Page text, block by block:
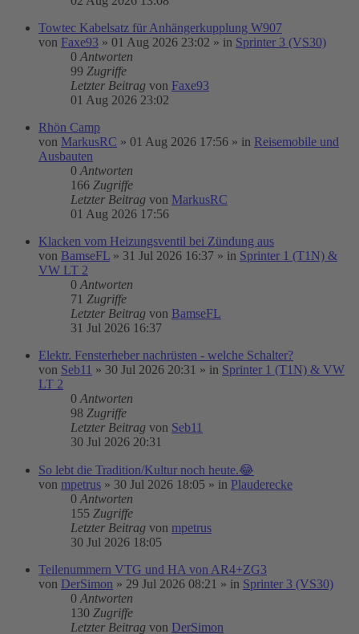
Towtec Kabelsatz für Anhängerkupplung W907
von Faxe93 » 01 Aug 2026 23:02 » in Sprinter 3 (VS30)
0 Antworten
99 Zugriffe
Letzter Beitrag von Faxe93
01 Aug 2026 23:02
Rhön Camp
von MarkusRC » 01 Aug 2026 17:56 » in Reisemobile und
Ausbauten
0 Antworten
166 Zugriffe
Letzter Beitrag von MarkusRC
01 Aug 2026 17:56
Klacken vom Heizungsventil bei Zündung aus
von BamseFL » 31 Jul 2026 16:37 » in Sprinter 1 (T1N) &
VW LT 2
0 Antworten
71 Zugriffe
Letzter Beitrag von BamseFL
31 Jul 2026 16:37
Elektr. Fensterheber nachrüsten - welche Schalter?
von Seb11 » 30 Jul 2026 20:31 » in Sprinter 1 (T1N) & VW
LT 2
0 Antworten
98 Zugriffe
Letzter Beitrag von Seb11
30 Jul 2026 20:31
So lebt die Tradition/Kultur noch heute.😂
von mpetrus » 30 Jul 2026 18:05 » in Plauderecke
0 Antworten
155 Zugriffe
Letzter Beitrag von mpetrus
30 Jul 2026 18:05
Teilenummern VTG und HA von AR4+ZG3
von DerSimon » 29 Jul 2026 08:21 » in Sprinter 3 (VS30)
0 Antworten
130 Zugriffe
Letzter Beitrag von DerSimon